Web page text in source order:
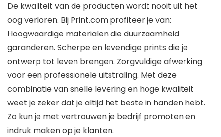
De kwaliteit van de producten wordt nooit uit het
oog verloren. Bij Print.com profiteer je van:
Hoogwaardige materialen die duurzaamheid
garanderen. Scherpe en levendige prints die je
ontwerp tot leven brengen. Zorgvuldige afwerking
voor een professionele uitstraling. Met deze
combinatie van snelle levering en hoge kwaliteit
weet je zeker dat je altijd het beste in handen hebt.
Zo kun je met vertrouwen je bedrijf promoten en
indruk maken op je klanten.